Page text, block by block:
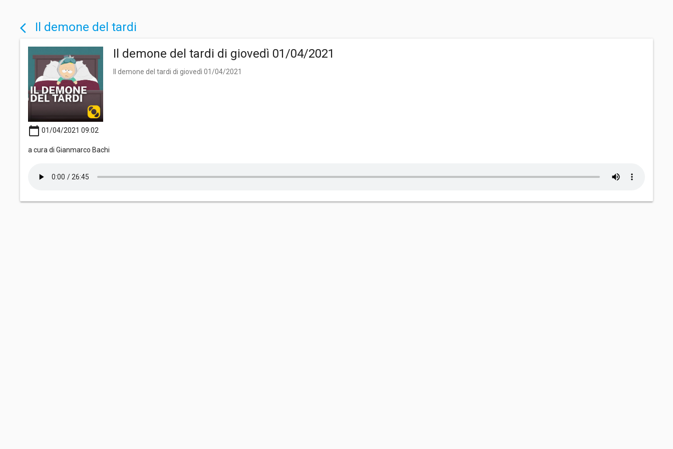
arrow_back_ios Il demone del tardi
Il demone del tardi di giovedì 01/04/2021
Il demone del tardi di giovedì 01/04/2021
calendar_today 01/04/2021 09:02
a cura di Gianmarco Bachi